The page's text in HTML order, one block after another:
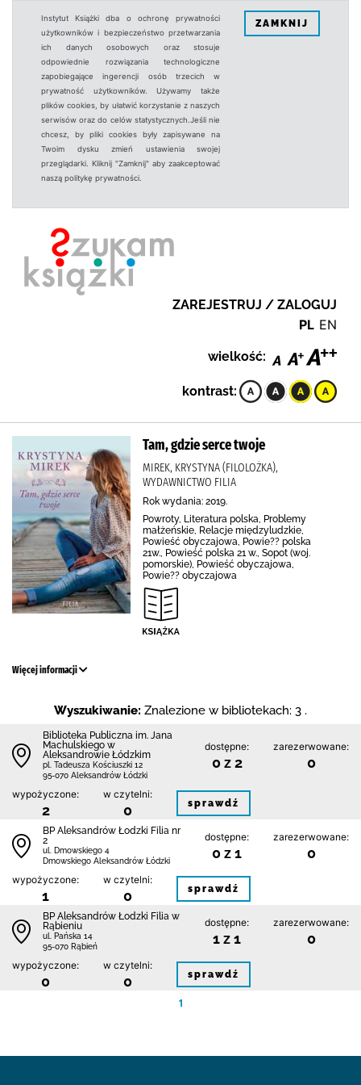
Instytut Książki dba o ochronę prywatności
użytkowników i bezpieczeństwo przetwarzania
ich danych osobowych oraz stosuje
odpowiednie rozwiązania technologiczne
zapobiegające ingerencji osób trzecich w
prywatność użytkowników. Używamy także
plików cookies, by ułatwić korzystanie z naszych
serwisów oraz do celów statystycznych.Jeśli nie
chcesz, by pliki cookies były zapisywane na
Twoim dysku zmień ustawienia swojej
przeglądarki. Kliknij "Zamknij" aby zaakceptować
naszą politykę prywatności.
ZAMKNIJ
ZAREJESTRUJ / ZALOGUJ
PL EN
wielkość:
kontrast:
Tam, gdzie serce twoje
MIREK, KRYSTYNA (FILOLOŻKA),
WYDAWNICTWO FILIA
Rok wydania: 2019.
Powroty, Literatura polska, Problemy
małżeńskie, Relacje międzyludzkie,
Powieść obyczajowa, Powie?? polska
21w., Powieść polska 21 w., Sopot (woj.
pomorskie), Powieść obyczajowa,
Powie?? obyczajowa
Więcej informacji
Wyszukiwanie: Znalezione w bibliotekach: 3 .
Biblioteka Publiczna im. Jana
Machulskiego w
Aleksandrowie Łódzkim
pl. Tadeusza Kościuszki 12
95-070 Aleksandrów Łódzki
dostępne:
0 z 2
zarezerwowane:
0
wypożyczone:
2
w czytelni:
0 sprawdź
BP Aleksandrów Łodzki Filia nr
2
ul. Dmowskiego 4
Dmowskiego Aleksandrów Łódzki
dostępne:
0 z 1
zarezerwowane:
0
wypożyczone:
1
w czytelni:
0 sprawdź
BP Aleksandrów Łodzki Filia w
Rąbieniu
ul. Pańska 14
95-070 Rąbień
dostępne:
1 z 1
zarezerwowane:
0
wypożyczone:
0
w czytelni:
0 sprawdź
1